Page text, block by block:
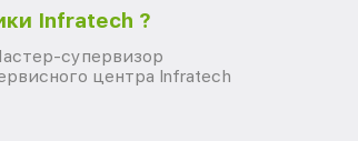
Infratech ?
супервизор
центра Infratech